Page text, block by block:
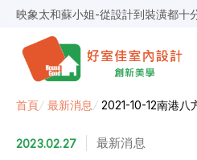
映象太和蘇小姐-從設計到裝潢都十
超級F1歐小姐-設計跟材料的品質都
說明仔細流程順暢，注意施工上細
毛胚屋裝修推薦，設計師與工務完
春城越蔡先生-設計師溝通規劃完善
首頁/ 最新消息 / 2021-10-12南港八
2023.02.27 最新消息